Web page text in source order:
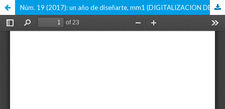
Núm. 19 (2017): un año de diseñarte, mm1 (DIGITALIZACION DE LA VERSION IMPRESA)